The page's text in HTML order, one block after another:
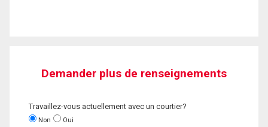
Demander plus de renseignements
Travaillez-vous actuellement avec un courtier?
Non Oui